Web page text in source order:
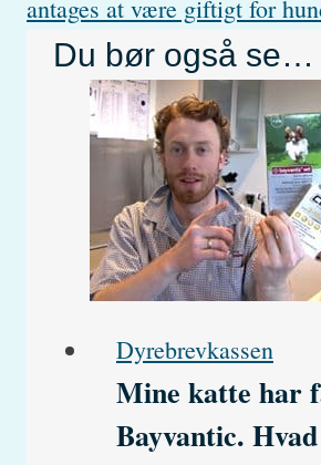
antages at være giftigt for
Du bør også se…
Dyrebrevkassen
Mine katte har
Bayvantic.